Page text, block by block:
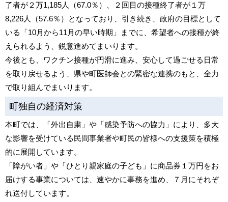
了者が２万1,185人（67.0％）、２回目の接種終了者が１万
8,226人（57.6％）となっており、引き続き、政府の目標として
いる「10月から11月の早い時期」までに、希望者への接種が終
えられるよう、鋭意進めてまいります。
今後とも、ワクチン接種が円滑に進み、安心して過ごせる日常
を取り戻せるよう、県や町医師会との緊密な連携のもと、全力
で取り組んでまいります。
町独自の経済対策
本町では、「外出自粛」や「感染予防への協力」により、多大
な影響を受けている民間事業者や町民の皆様への支援策を積極
的に展開しています。
「障がい者」や「ひとり親家庭の子ども」に商品券１万円をお
届けする事業については、速やかに事務を進め、７月にそれぞ
れ送付しています。